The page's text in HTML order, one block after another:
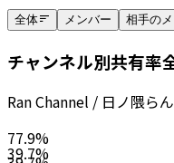
全体 メンバー 相手の
チャンネル別共有率
Ran Channel / 日ノ隈らん
77.9%
39.7%